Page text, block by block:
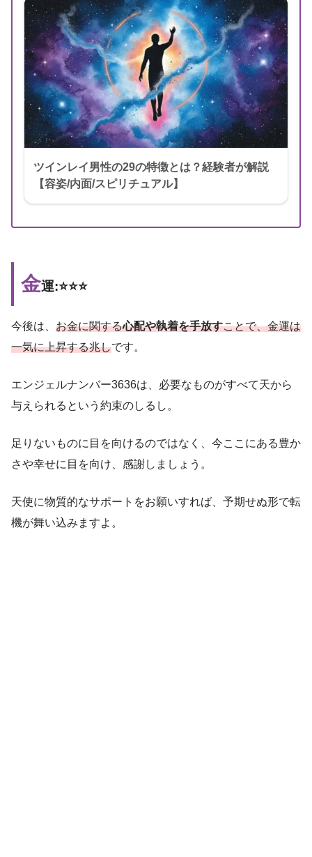
ツインレイ男性の29の特徴とは？経験者が解説
【容姿/内面/スピリチュアル】
金運:⭐️⭐️⭐️
今後は、 お金に関する心配や執着を手放すことで、金運は
一気に上昇する兆しです。
エンジェルナンバー3636は、必要なものがすべて天から
与えられるという約束のしるし。
足りないものに目を向けるのではなく、今ここにある豊か
さや幸せに目を向け、感謝しましょう。
天使に物質的なサポートをお願いすれば、予期せぬ形で転
機が舞い込みますよ。